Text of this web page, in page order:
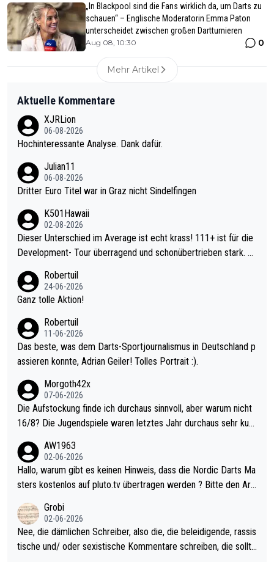
„In Blackpool sind die Fans wirklich da, um Darts zu
schauen“ – Englische Moderatorin Emma Paton
unterscheidet zwischen großen Dartturnieren
Aug 08, 10:30 0
Mehr Artikel
Aktuelle Kommentare
XJRLion
06-08-2026
Hochinteressante Analyse. Dank dafür.
Julian11
06-08-2026
Dritter Euro Titel war in Graz nicht Sindelfingen
K501Hawaii
02-08-2026
Dieser Unterschied im Average ist echt krass! 111+ ist für die
Development- Tour überragend und schonübertrieben stark. U
mal 40+ erst recht. Da gewinnst keinen Blumentopf - ist ja noc
h krasser wie ein Pokalspiel eines Kreisligisten vs einem Bund
Robertuil
24-06-2026
Ganz tolle Aktion!
Robertuil
11-06-2026
Das beste, was dem Darts-Sportjournalismus in Deutschland p
assieren konnte, Adrian Geiler! Tolles Portrait :).
Morgoth42x
07-06-2026
Die Aufstockung finde ich durchaus sinnvoll, aber warum nicht
16/8? Die Jugendspiele waren letztes Jahr durchaus sehr kurz
Allerdings ist Mitchell Lawrie als Nummer 1 der Welt eh qualifi
ziert. Somit ändert die automatische Qualifikation des Weltmei
sters erstmal nichts. Ich denke sie wollen damit für nächstes J
ohl wenig WDF Turniere spielen. Dies war bei Archie Self letzt
es Jahr der Fall. Er musste als amtierender Weltmeister durch
den Qualifier und ich glaube kaum, dass Mitchel sich das (in Ve
gas) antun würde, wenn er doch eigentlich die PDC-WM als Zi
AW1963
02-06-2026
Hallo, warum gibt es keinen Hinweis, dass die Nordic Darts Ma
sters kostenlos auf pluto.tv übertragen werden ? Bitte den Arti
Grobi
02-06-2026
Nee, die dämlichen Schreiber, also die, die beleidigende, rassis
tische und/ oder sexistische Kommentare schreiben, die sollte